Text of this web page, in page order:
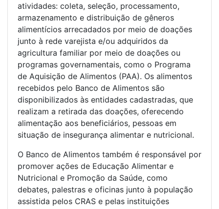
atividades: coleta, seleção, processamento,
armazenamento e distribuição de gêneros
alimentícios arrecadados por meio de doações
junto à rede varejista e/ou adquiridos da
agricultura familiar por meio de doações ou
programas governamentais, como o Programa
de Aquisição de Alimentos (PAA). Os alimentos
recebidos pelo Banco de Alimentos são
disponibilizados às entidades cadastradas, que
realizam a retirada das doações, oferecendo
alimentação aos beneficiários, pessoas em
situação de insegurança alimentar e nutricional.
O Banco de Alimentos também é responsável por
promover ações de Educação Alimentar e
Nutricional e Promoção da Saúde, como
debates, palestras e oficinas junto à população
assistida pelos CRAS e pelas instituições